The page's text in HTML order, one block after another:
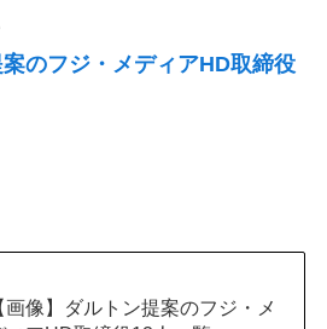
案のフジ・メディアHD取締役
画像】ダルトン提案のフジ・メ